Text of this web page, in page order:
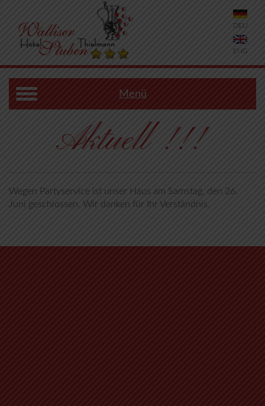
DEU
ENG
Menü
Aktuell !!!
Wegen Partyservice ist unser Haus am Samstag, den 26.
Juni geschlossen. Wir danken für Ihr Verständnis.